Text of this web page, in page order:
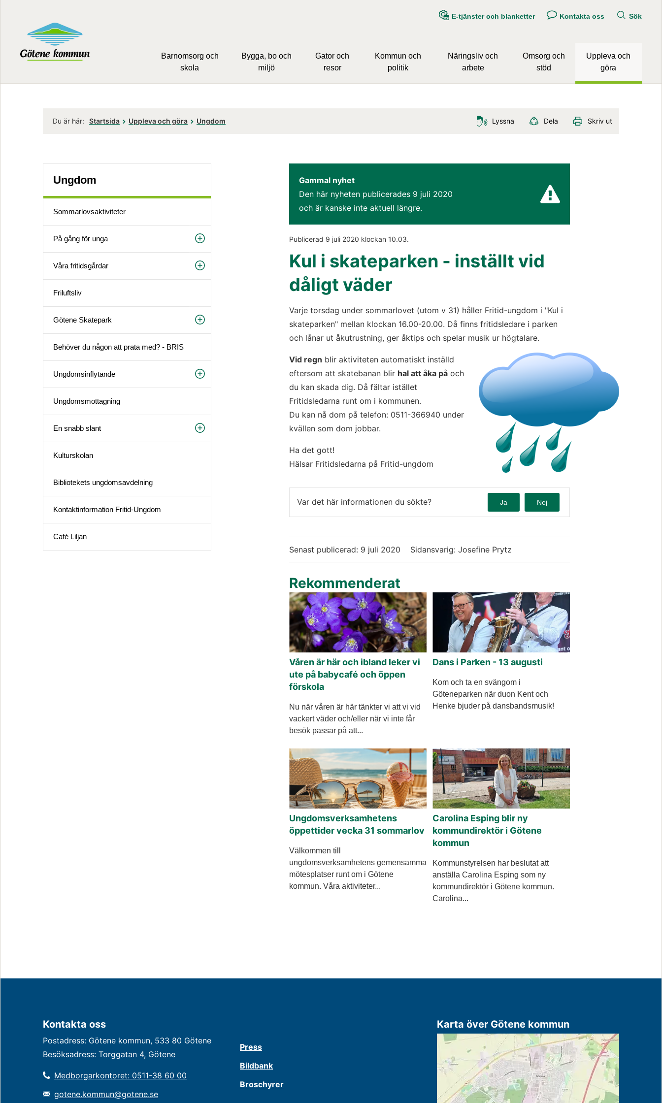
E-tjänster och blanketter Kontakta oss Sök
Barnomsorg och
skola
Bygga, bo och
miljö
Gator och
resor
Kommun och
politik
Näringsliv och
arbete
Omsorg och
stöd
Uppleva och
göra
Du är här: Startsida Uppleva och göra Ungdom Lyssna Dela Skriv ut
Ungdom
Sommar­lovs­aktiviteter
På gång för unga
Våra fritidsgårdar
Friluftsliv
Götene Skatepark
Behöver du någon att prata med? - BRIS
Ungdomsinflytande
Ungdomsmottagning
En snabb slant
Kulturskolan
Bibliotekets ungdomsavdelning
Kontaktinformation Fritid-Ungdom
Café Liljan
Gammal nyhet
Den här nyheten publicerades 9 juli 2020
och är kanske inte aktuell längre.
Publicerad 9 juli 2020 klockan 10.03.
Kul i skateparken - inställt vid
dåligt väder
Varje torsdag under sommarlovet (utom v 31) håller Fritid-ungdom i "Kul i
skateparken" mellan klockan 16.00-20.00. Då finns fritidsledare i parken
och lånar ut åkutrustning, ger åktips och spelar musik ur högtalare.
Vid regn blir aktiviteten automatiskt inställd
eftersom att skatebanan blir hal att åka på och
du kan skada dig. Då fältar istället
Fritidsledarna runt om i kommunen.
Du kan nå dom på telefon: 0511-366940 under
kvällen som dom jobbar.
Ha det gott!
Hälsar Fritidsledarna på Fritid-ungdom
Var det här informationen du sökte? Ja Nej
Senast publicerad: 9 juli 2020 Sidansvarig: Josefine Prytz
Rekommenderat
Våren är här och ibland leker vi
ute på babycafé och öppen
förskola
Nu när våren är här tänkter vi att vi vid
vackert väder och/eller när vi inte får
besök passar på att...
Dans i Parken - 13 augusti
Kom och ta en svängom i
Göteneparken när duon Kent och
Henke bjuder på dansbandsmusik!
Ungdomsverksamhetens
öppettider vecka 31 sommarlov
Välkommen till
ungdomsverksamhetens gemensamma
mötesplatser runt om i Götene
kommun. Våra aktiviteter...
Carolina Esping blir ny
kommundirektör i Götene
kommun
Kommunstyrelsen har beslutat att
anställa Carolina Esping som ny
kommundirektör i Götene kommun.
Carolina...
Kontakta oss
Postadress: Götene kommun, 533 80 Götene
Besöksadress: Torggatan 4, Götene
Medborgarkontoret: 0511-38 60 00
gotene.kommun@gotene.se
Press
Bildbank
Broschyrer
Karta över Götene kommun